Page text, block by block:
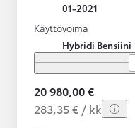
01-2021
Käyttövoima
Hybridi Bensiini
20 980,00 €
283,35 € / kk